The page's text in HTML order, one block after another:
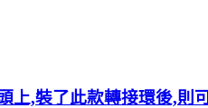
上,裝了此款轉接環後,則